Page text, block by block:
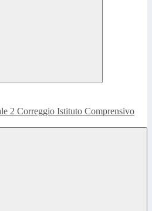
Istituto Comprensivo